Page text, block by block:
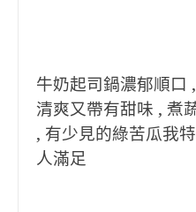
牛奶起司鍋濃郁順口
清爽又帶有甜味 , 煮
, 有少見的綠苦瓜我
人滿足